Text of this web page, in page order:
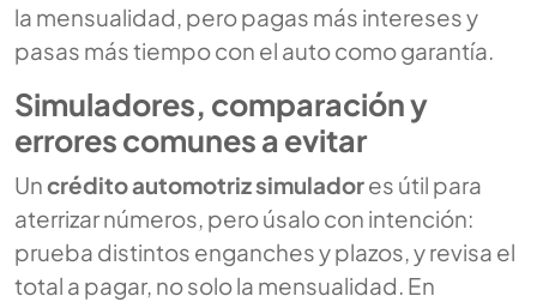
la mensualidad, pero pagas más intereses y
pasas más tiempo con el auto como garantía.
Simuladores, comparación y
errores comunes a evitar
Uncrédito automotriz simuladores útil para
aterrizar números, pero úsalo con intención:
prueba distintos enganches y plazos, y revisa el
total a pagar, no solo la mensualidad. En